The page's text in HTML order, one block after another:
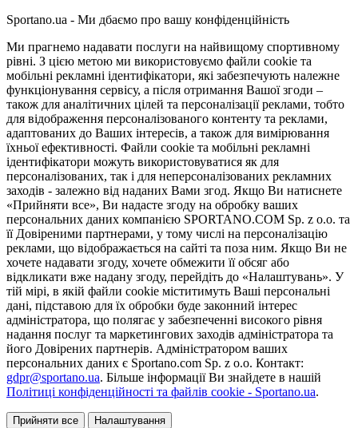
Sportano.ua - Ми дбаємо про вашу конфіденційність
Ми прагнемо надавати послуги на найвищому спортивному
рівні. З цією метою ми використовуємо файли cookie та
мобільні рекламні ідентифікатори, які забезпечують належне
функціонування сервісу, а після отримання Вашої згоди –
також для аналітичних цілей та персоналізації реклами, тобто
для відображення персоналізованого контенту та реклами,
адаптованих до Ваших інтересів, а також для вимірювання
їхньої ефективності. Файли cookie та мобільні рекламні
ідентифікатори можуть використовуватися як для
персоналізованих, так і для неперсоналізованих рекламних
заходів - залежно від наданих Вами згод. Якщо Ви натиснете
«Прийняти все», Ви надасте згоду на обробку ваших
персональних даних компанією SPORTANO.COM Sp. z o.o. та
її Довіреними партнерами, у тому числі на персоналізацію
реклами, що відображається на сайті та поза ним. Якщо Ви не
хочете надавати згоду, хочете обмежити її обсяг або
відкликати вже надану згоду, перейдіть до «Налаштувань». У
тій мірі, в якій файли cookie міститимуть Ваші персональні
дані, підставою для їх обробки буде законний інтерес
адміністратора, що полягає у забезпеченні високого рівня
надання послуг та маркетингових заходів адміністратора та
його Довірених партнерів. Адміністратором ваших
персональних даних є Sportano.com Sp. z o.o. Контакт:
gdpr@sportano.ua. Більше інформації Ви знайдете в нашій
Політиці конфіденційності та файлів cookie - Sportano.ua.
Прийняти все Налаштування